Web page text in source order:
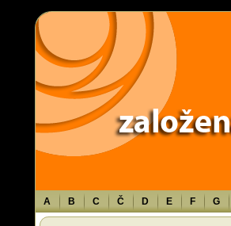
Warning: Use of undefined constant TXT -
content/themes/sablona/functions.php
A B C Č D E F G